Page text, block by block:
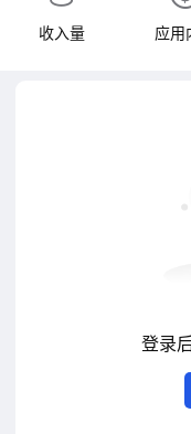
收入量 应用
登录